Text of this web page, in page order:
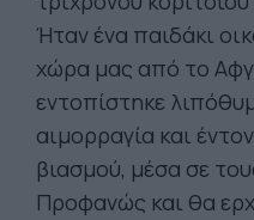
Ήταν ένα παιδάκι
χώρα μας από το
εντοπίστηκε
αιμορραγία και
βιασμού, μέσα σε
Προφανώς και θα